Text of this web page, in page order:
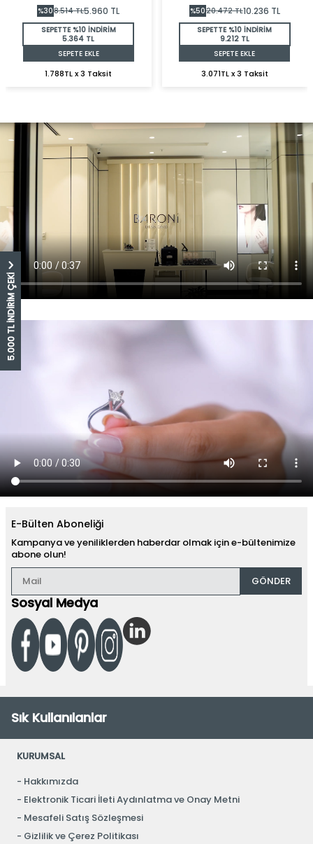
5.000 TL İNDİRİM ÇEKİ
%308.514TL5.960 TL
SEPETTE %10 İNDİRİM
5.364 TL
SEPETE EKLE
1.788TL x 3 Taksit
%5020.472TL10.236 TL
SEPETTE %10 İNDİRİM
9.212 TL
SEPETE EKLE
3.071TL x 3 Taksit
E-Bülten Aboneliği
Kampanya ve yeniliklerden haberdar olmak için e-bültenimize
abone olun!
GÖNDER
Sosyal Medya
Sık Kullanılanlar
KURUMSAL
Hakkımızda
Elektronik Ticari İleti Aydınlatma ve Onay Metni
Mesafeli Satış Sözleşmesi
Gizlilik ve Çerez Politikası